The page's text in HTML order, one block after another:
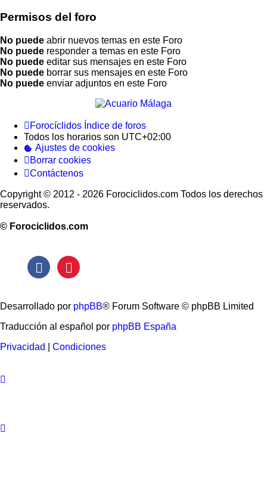
Permisos del foro
No puede abrir nuevos temas en este Foro
No puede responder a temas en este Foro
No puede editar sus mensajes en este Foro
No puede borrar sus mensajes en este Foro
No puede enviar adjuntos en este Foro
Forocíclidos Índice de foros
Todos los horarios son UTC+02:00
Ajustes de cookies
Borrar cookies
Contáctenos
Copyright © 2012 - 2026 Forociclidos.com Todos los derechos
reservados.
© Forociclidos.com
Desarrollado por phpBB® Forum Software © phpBB Limited
Traducción al español por phpBB España
Privacidad
Condiciones